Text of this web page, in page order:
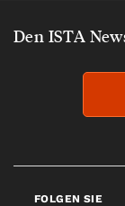
Den ISTA
FOLGEN SIE